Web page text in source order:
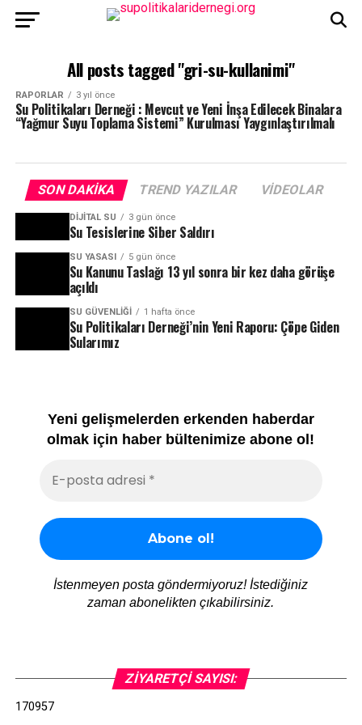
All posts tagged "gri-su-kullanimi"
RAPORLAR 3 yıl önce
Su Politikaları Derneği : Mevcut ve Yeni İnşa Edilecek Binalara
“Yağmur Suyu Toplama Sistemi” Kurulması Yaygınlaştırılmalı
SON DAKIKA TREND YAZILAR VIDEOLAR
DIJITAL SU 3 gün önce
Su Tesislerine Siber Saldırı
SU YASASI 5 gün önce
Su Kanunu Taslağı 13 yıl sonra bir kez daha görüşe
açıldı
SU GÜVENLIĞI 1 hafta önce
Su Politikaları Derneği’nin Yeni Raporu: Çöpe Giden
Sularımız
Yeni gelişmelerden erkenden haberdar
olmak için haber bültenimize abone ol!
İstenmeyen posta göndermiyoruz! İstediğiniz
zaman abonelikten çıkabilirsiniz.
ZIYARETÇI SAYISI:
170957